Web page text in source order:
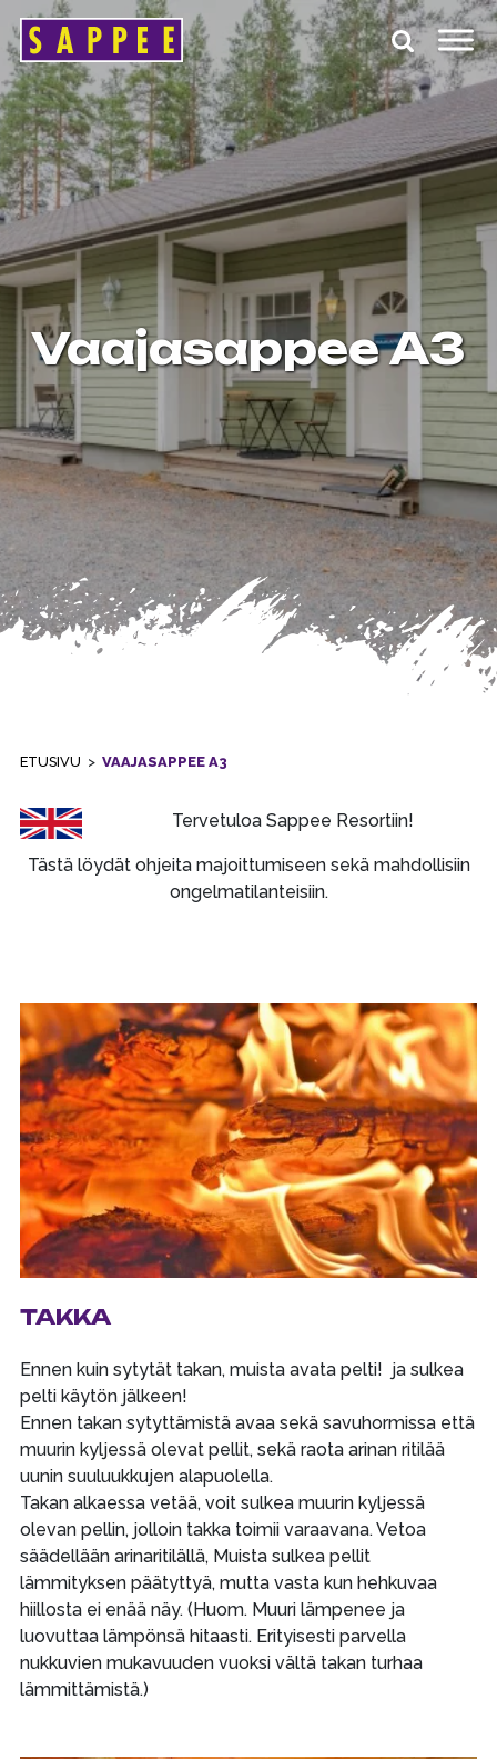
Päävalikko
Vaajasappee A3
ETUSIVU > VAAJASAPPEE A3
Tervetuloa Sappee Resortiin!
Tästä löydät ohjeita majoittumiseen sekä mahdollisiin
ongelmatilanteisiin.
TAKKA
Ennen kuin sytytät takan, muista avata pelti! ja sulkea
pelti käytön jälkeen!
Ennen takan sytyttämistä avaa sekä savuhormissa että
muurin kyljessä olevat pellit, sekä raota arinan ritilää
uunin suuluukkujen alapuolella.
Takan alkaessa vetää, voit sulkea muurin kyljessä
olevan pellin, jolloin takka toimii varaavana. Vetoa
säädellään arinaritilällä, Muista sulkea pellit
lämmityksen päätyttyä, mutta vasta kun hehkuvaa
hiillosta ei enää näy. (Huom. Muuri lämpenee ja
luovuttaa lämpönsä hitaasti. Erityisesti parvella
nukkuvien mukavuuden vuoksi vältä takan turhaa
lämmittämistä.)